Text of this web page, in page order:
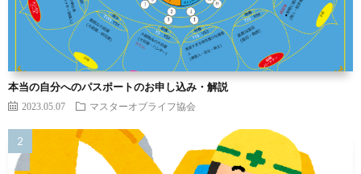
本当の自分へのパスポートのお申し込み・解説
2023.05.07 マスターオブライフ協会